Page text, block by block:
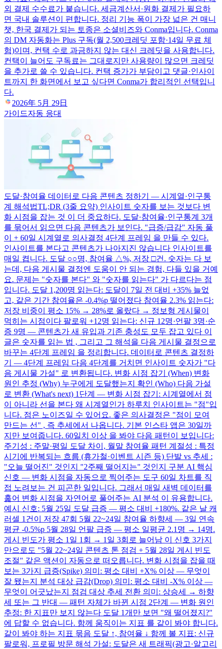
외 결제 수수료가 붙습니다. 세금계산서·원화 결제가 필요하
면 국내 솔루션이 편합니다. 정리 기능 폭이 가장 넓은 건 매니
챗, 한국 결제가 되는 토종은 소셜비즈와 Conma입니다. Conma
의 DM 자동화는 Plus 구독(월 2,500크레딧 포함·14일 무료 체
험)이며, 컨택 수로 과금하지 않는 대신 크레딧을 사용합니다.
컨택이 늘어도 구독료는 그대로지만 사용량이 많으면 크레딧
을 추가로 쓸 수 있습니다. 컨택 증가가 부담이고 댓글·인사이
트까지 한 화면에서 보고 싶다면 Conma가 합리적인 선택입니
다.
2026年 5月 29日
가이드자동 응대
도달·참여율 데이터로 다음 콘텐츠 정하기 — 시계열·인구통
계 해석법TL;DR (3줄 요약) 인사이트 숫자를 보는 것보다 변
화 시점을 잡는 것 이 더 중요하다. 도달·참여율·인구통계 3개
를 묶어서 읽으면 다음 콘텐츠가 보인다. "급증/급감" 자동 풀
이 + 60일 시계열로 의사결정 4단계 프레임 을 만들 수 있다.
인사이트를 본다고 콘텐츠가 나아지진 않습니다 인사이트를
매일 켭니다. 도달 ○○명, 참여율 △%, 저장 □건. 숫자는 다 보
는데, 다음 게시물 결정엔 도움이 안 되는 경험, 다들 있을 거예
요. 문제는 "숫자를 본다" 와 "숫자를 읽는다" 가 다르다는 점
입니다. 도달 1,200명 읽는다: 도달이 7일 전 대비 +35% 늘었
고, 같은 기간 참여율은 -0.4%p 떨어졌다 참여율 2.3% 읽는다:
저장 비중이 평소 15% → 28%로 올랐다 → 정보형 게시물이
먹히는 시점이다 팔로워 +12명 읽는다: 신규 12명·언팔 3명·순
증 9명 — 콘텐츠가 새 유입과 기존 충성도 모두 잡고 있다 이
글은 숫자를 읽는 법 , 그리고 그 해석을 다음 게시물 결정으로
바꾸는 4단계 프레임 을 정리합니다. 데이터로 콘텐츠 결정하
기 — 4단계 프레임 다음 4단계를 거치면 인사이트 숫자가 "다
음 게시물 가설" 로 변환됩니다. 변화 시점 잡기 (When) 변화
원인 추정 (Why) 누구에게 도달했는지 확인 (Who) 다음 가설
로 변환 (What's next) 1단계 — 변화 시점 잡기: 시계열에서 점
이 아니라 선을 본다 왜 시계열인가 하루치 인사이트는 "점"입
니다. 점은 노이즈일 수 있어요. 좋은 의사결정은 "점이 모여
만드는 선" , 즉 추세에서 나옵니다. 기본 인스타 앱은 30일까
지만 보여줍니다. 60일치 이상 을 봐야 다음 패턴이 보입니다:
주기성 : 주말·평일 도달 차이, 월말 참여율 패턴 계절성 : 특정
시기에 반복되는 흐름 (휴가철·이벤트 시즌 등) 단발 vs 추세 :
"오늘 떨어진" 것인지 "2주째 떨어지는" 것인지 구분 AI 핵심
신호 — 변화 시점을 자동으로 찍어주는 도구 60일 차트를 직
접 노려보는 건 피곤한 일입니다. 그래서 매일 새벽 데이터를
훑어 변화 시점을 자연어로 풀어주는 AI 분석 이 유용합니다.
예시 신호: 5월 25일 도달 급증 — 평소 대비 +180%. 같은 날 캐
러셀 1건이 저장 47회 5월 22~24일 참여율 하향세 — 3일 연속
평균 -0.5%p 5월 28일 언팔 급증 — 평소 일평균 2.1명 → 14명.
게시 빈도가 평소 1일 1회 → 1일 3회로 늘어남 이 신호 3가지
만으로도 "5월 22~24일 콘텐츠 톤 점검 + 5월 28일 게시 빈도
조절" 같은 액션이 자동으로 떠오릅니다. 변화 시점을 잡을 때
보는 3가지 급증(Spike) 의미: 평소 대비 +X% 이상 — 무엇이
잘 됐는지 분석 대상 급감(Drop) 의미: 평소 대비 -X% 이상 —
무엇이 어긋났는지 점검 대상 추세 전환 의미: 상승세 → 하향
세 또는 그 반대 — 패턴 자체가 바뀐 시점 2단계 — 변화 원인
추정: 한 지표만 보지 않는다 도달 1개만 보면 "왜 떨어졌지?"
에 답할 수 없습니다. 함께 움직이는 지표 를 같이 봐야 합니다.
같이 봐야 하는 지표 묶음 도달 ↑, 참여율 ↓ 함께 볼 지표: 신규
팔로워, 프로필 방문 해석 가설: 도달은 새 트래픽(광고·알고리